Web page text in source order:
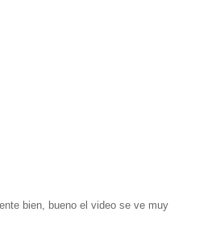
bien, bueno el video se ve muy